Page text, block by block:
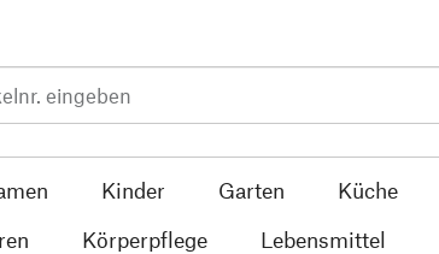
Kinder Garten Küche
Körperpflege Lebensmittel